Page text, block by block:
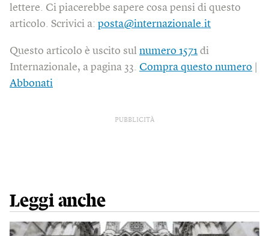
lettere. Ci piacerebbe sapere cosa pensi di questo
articolo. Scrivici a: posta@internazionale.it
Questo articolo è uscito sul numero 1571 di
Internazionale, a pagina 33. Compra questo numero
Abbonati
PUBBLICITÀ
Leggi anche